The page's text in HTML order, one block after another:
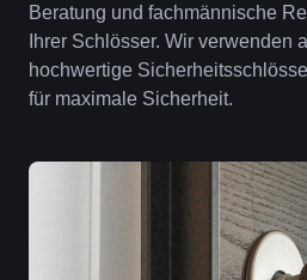
Beratung und fachmännische
Ihrer Schlösser. Wir verwenden
hochwertige
für maximale Sicherheit.